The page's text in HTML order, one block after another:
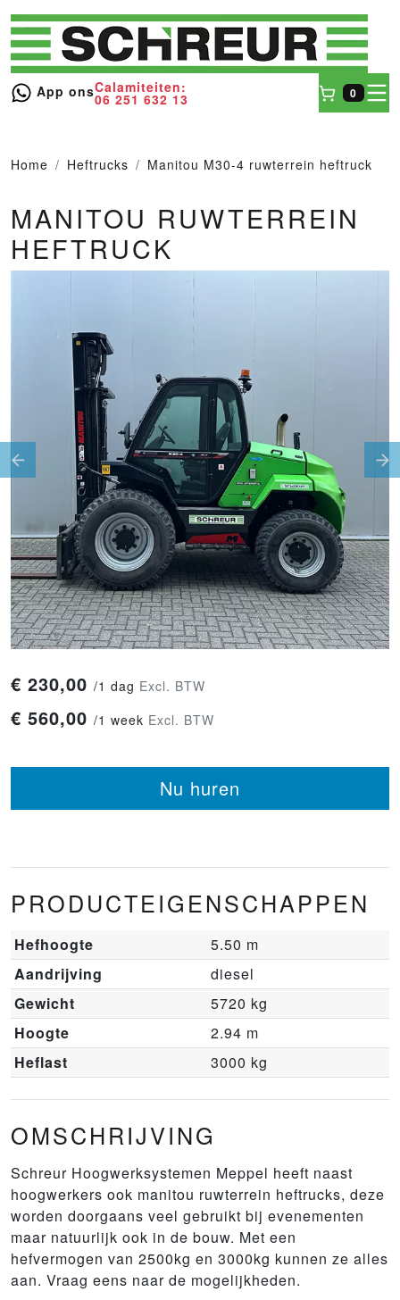
App onsCalamiteiten:
06 251 632 13 0
Home Heftrucks Manitou M30-4 ruwterrein heftruck
MANITOU RUWTERREIN
HEFTRUCK
€ 230,00 /1 dag Excl. BTW
€ 560,00 /1 week Excl. BTW
Nu huren
Previous
PRODUCTEIGENSCHAPPEN
Hefhoogte
5.50 m
Aandrijving
diesel
Gewicht
5720 kg
Hoogte
2.94 m
Heflast
3000 kg
OMSCHRIJVING
Schreur Hoogwerksystemen Meppel heeft naast
hoogwerkers ook manitou ruwterrein heftrucks, deze
worden doorgaans veel gebruikt bij evenementen
maar natuurlijk ook in de bouw. Met een
hefvermogen van 2500kg en 3000kg kunnen ze alles
aan. Vraag eens naar de mogelijkheden.